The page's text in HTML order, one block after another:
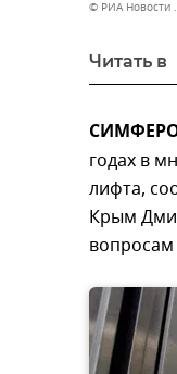
© РИА Новости
Читать в
годах в
лифта,
Крым
вопросам